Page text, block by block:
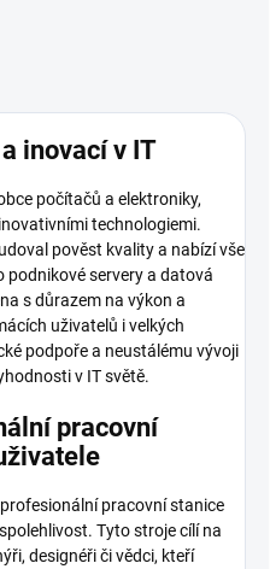
inovací v IT
počítačů a elektroniky,
technologiemi.
pověst kvality a nabízí vše
podnikové servery a datová
s důrazem na výkon a
uživatelů i velkých
podpoře a neustálému vývoji
v IT světě.
pracovní
pracovní stanice
Tyto stroje cílí na
designéři či vědci, kteří